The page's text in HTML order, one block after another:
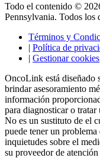
Todo el contenido ©
Pennsylvania. Todos los
Términos y
| Política de
| Gestionar cookies
OncoLink está diseñado
brindar asesoramiento
información
para diagnosticar o
No es un sustituto de el
puede tener un
inquietudes sobre el
su proveedor de